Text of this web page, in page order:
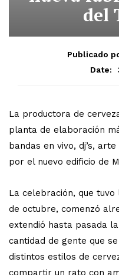
del
Publicado
Date:
La productora de
planta de elaboración
bandas en vivo, dj’s,
por el nuevo edificio de
La celebración, que
de octubre, comenzó
extendió hasta pasada
cantidad de gente que
distintos estilos de
compartir un rato con